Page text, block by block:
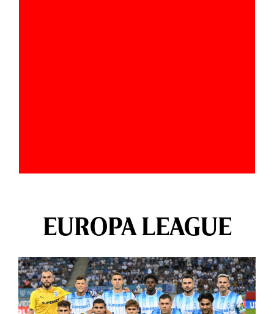
EUROPA LEAGUE